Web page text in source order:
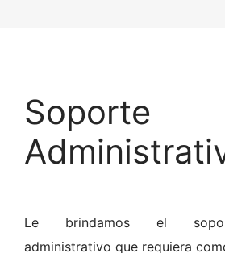
Soporte
Le brindamos el
administrativo que requiera